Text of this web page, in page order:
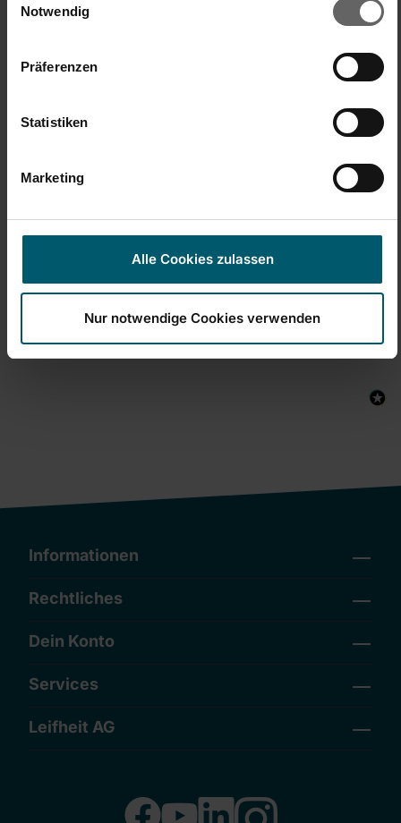
Cookies, wenn Sie unsere Webseite weiterhin nutzen.
Notwendig
Präferenzen
Statistiken
Marketing
Alle Cookies zulassen
Nur notwendige Cookies verwenden
- Für dieses Produkt wurden noch keine Bewertungen
gesammelt -
New content loaded
Informationen
Rechtliches
Dein Konto
Services
Leifheit AG